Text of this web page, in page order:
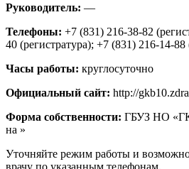
Руководитель: —
Телефоны: +7 (831) 216-38-82
40 (регистратура); +7 (831) 216-14-
Часы работы: круглосуточно
Официальный сайт: http://
Форма собственности: ГБУЗ НО
на »
Уточняйте режим работы и
врачу по указанным телефонам.